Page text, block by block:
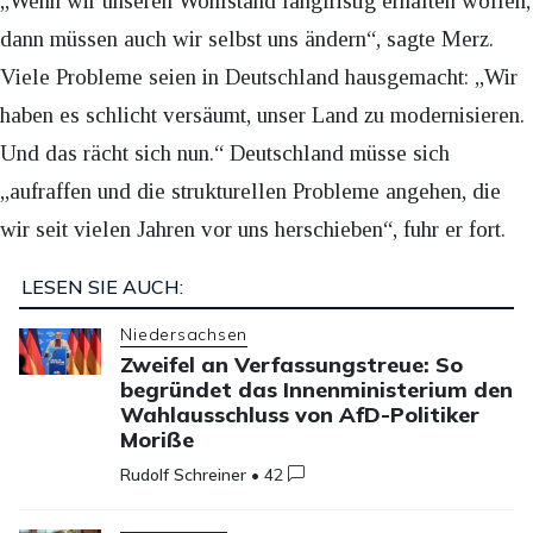
dann müssen auch wir selbst uns ändern“, sagte Merz.
Viele Probleme seien in Deutschland hausgemacht: „Wir
haben es schlicht versäumt, unser Land zu modernisieren.
Und das rächt sich nun.“ Deutschland müsse sich
„aufraffen und die strukturellen Probleme angehen, die
wir seit vielen Jahren vor uns herschieben“, fuhr er fort.
LESEN SIE AUCH:
Niedersachsen
Zweifel an Verfassungstreue: So
begründet das Innenministerium den
Wahlausschluss von AfD-Politiker
Moriße
Rudolf Schreiner •42